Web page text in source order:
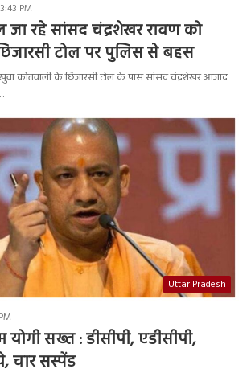
PM
जा रहे सांसद चंद्रशेखर रावण को
टोल पर पुलिस से बहस
कोतवाली के छिजारसी टोल के पास सांसद चंद्रशेखर आजाद
Uttar Pradesh
सख्त : डीसीपी, एडीसीपी,
चार सस्पेंड